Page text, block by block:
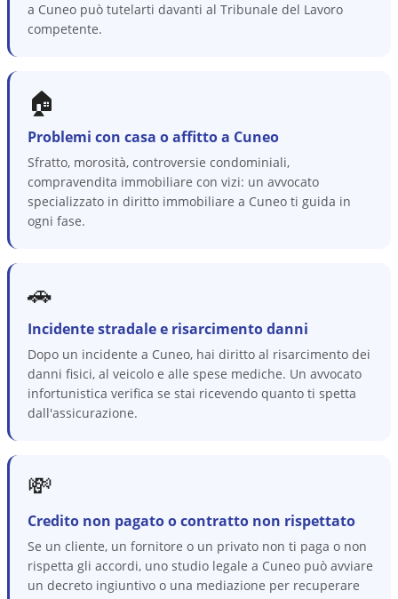
a Cuneo può tutelarti davanti al Tribunale del Lavoro
competente.
🏠
Problemi con casa o affitto a Cuneo
Sfratto, morosità, controversie condominiali,
compravendita immobiliare con vizi: un avvocato
specializzato in diritto immobiliare a Cuneo ti guida in
ogni fase.
🚗
Incidente stradale e risarcimento danni
Dopo un incidente a Cuneo, hai diritto al risarcimento dei
danni fisici, al veicolo e alle spese mediche. Un avvocato
infortunistica verifica se stai ricevendo quanto ti spetta
dall'assicurazione.
💸
Credito non pagato o contratto non rispettato
Se un cliente, un fornitore o un privato non ti paga o non
rispetta gli accordi, uno studio legale a Cuneo può avviare
un decreto ingiuntivo o una mediazione per recuperare